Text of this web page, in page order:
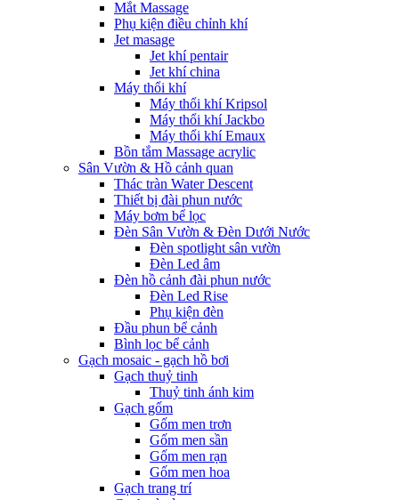
Mắt Massage
Phụ kiện điều chỉnh khí
Jet masage
Jet khí pentair
Jet khí china
Máy thổi khí
Máy thổi khí Kripsol
Máy thổi khí Jackbo
Máy thổi khí Emaux
Bồn tắm Massage acrylic
Sân Vườn & Hồ cảnh quan
Thác tràn Water Descent
Thiết bị đài phun nước
Máy bơm bể lọc
Đèn Sân Vườn & Đèn Dưới Nước
Đèn spotlight sân vườn
Đèn Led âm
Đèn hồ cảnh đài phun nước
Đèn Led Rise
Phụ kiện đèn
Đầu phun bể cảnh
Bình lọc bể cảnh
Gạch mosaic - gạch hồ bơi
Gạch thuỷ tinh
Thuỷ tinh ánh kim
Gạch gốm
Gốm men trơn
Gốm men sần
Gốm men rạn
Gốm men hoa
Gạch trang trí